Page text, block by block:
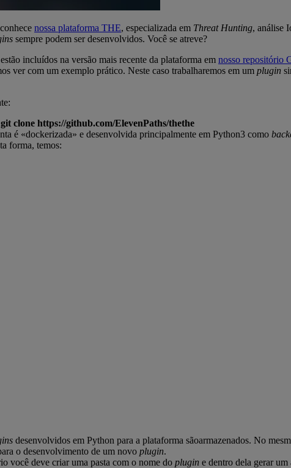
nossa plataforma THE, especializada em Threat Hunting, análise
sempre podem ser desenvolvidos. Você se atreve?
incluídos na versão mais recente da plataforma em nosso repositório
ver com um exemplo prático. Neste caso trabalharemos em um plugin
clone https://github.com/ElevenPaths/thethe
é «dockerizada» e desenvolvida principalmente em Python3 como
forma, temos:
desenvolvidos em Python para a plataforma sãoarmazenados. No
o desenvolvimento de um novo plugin.
você deve criar uma pasta com o nome do plugin e dentro dela gerar